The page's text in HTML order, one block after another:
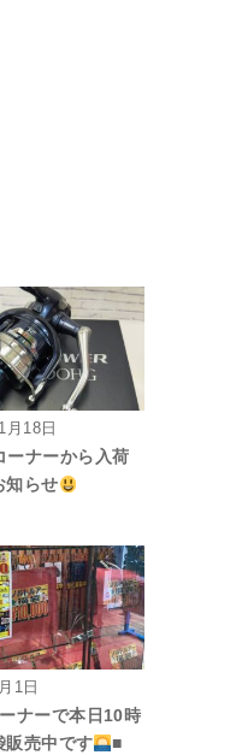
月18日
ーナーから入荷
知らせ
1日
ナーで本日10時
販売中です
■